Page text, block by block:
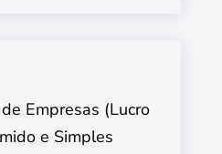
Empresas (Lucro
e Simples